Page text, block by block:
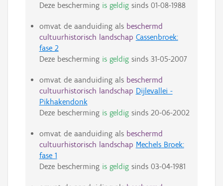
Deze bescherming is geldigsinds 01-08-1988
omvat de aanduiding als beschermd
cultuurhistorisch landschap Cassenbroek:
fase 2
Deze bescherming is geldigsinds 31-05-2007
omvat de aanduiding als beschermd
cultuurhistorisch landschap Dijlevallei -
Pikhakendonk
Deze bescherming is geldigsinds 20-06-2002
omvat de aanduiding als beschermd
cultuurhistorisch landschap Mechels Broek:
fase 1
Deze bescherming is geldigsinds 03-04-1981